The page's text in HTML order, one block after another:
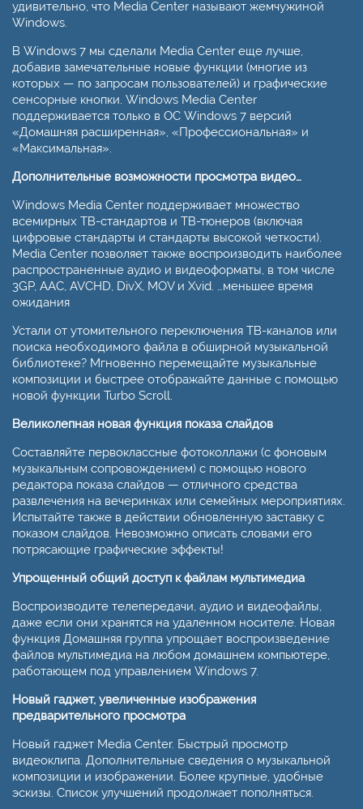
удивительно, что Media Center называют жемчужиной
Windows.
В Windows 7 мы сделали Media Center еще лучше,
добавив замечательные новые функции (многие из
которых — по запросам пользователей) и графические
сенсорные кнопки. Windows Media Center
поддерживается только в ОС Windows 7 версий
«Домашняя расширенная», «Профессиональная» и
«Максимальная».
Дополнительные возможности просмотра видео…
Windows Media Center поддерживает множество
всемирных ТВ-стандартов и ТВ-тюнеров (включая
цифровые стандарты и стандарты высокой четкости).
Media Center позволяет также воспроизводить наиболее
распространенные аудио и видеоформаты, в том числе
3GP, AAC, AVCHD, DivX, MOV и Xvid. …меньшее время
ожидания
Устали от утомительного переключения ТВ-каналов или
поиска необходимого файла в обширной музыкальной
библиотеке? Мгновенно перемещайте музыкальные
композиции и быстрее отображайте данные с помощью
новой функции Turbo Scroll.
Великолепная новая функция показа слайдов
Составляйте первоклассные фотоколлажи (с фоновым
музыкальным сопровождением) с помощью нового
редактора показа слайдов — отличного средства
развлечения на вечеринках или семейных мероприятиях.
Испытайте также в действии обновленную заставку с
показом слайдов. Невозможно описать словами его
потрясающие графические эффекты!
Упрощенный общий доступ к файлам мультимедиа
Воспроизводите телепередачи, аудио и видеофайлы,
даже если они хранятся на удаленном носителе. Новая
функция Домашняя группа упрощает воспроизведение
файлов мультимедиа на любом домашнем компьютере,
работающем под управлением Windows 7.
Новый гаджет, увеличенные изображения
предварительного просмотра
Новый гаджет Media Center. Быстрый просмотр
видеоклипа. Дополнительные сведения о музыкальной
композиции и изображении. Более крупные, удобные
эскизы. Список улучшений продолжает пополняться.